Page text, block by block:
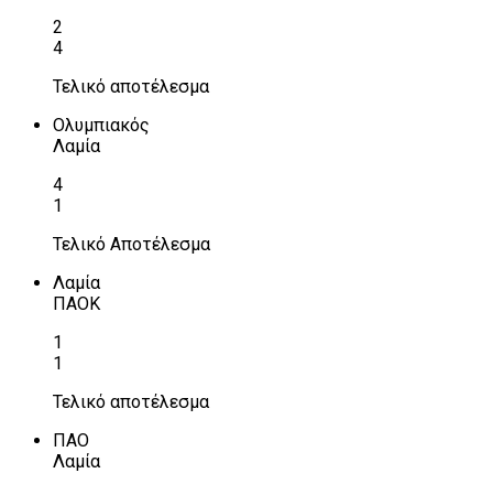
2
4
Τελικό αποτέλεσμα
Ολυμπιακός
Λαμία
4
1
Τελικό Αποτέλεσμα
Λαμία
ΠΑΟΚ
1
1
Τελικό αποτέλεσμα
ΠΑΟ
Λαμία